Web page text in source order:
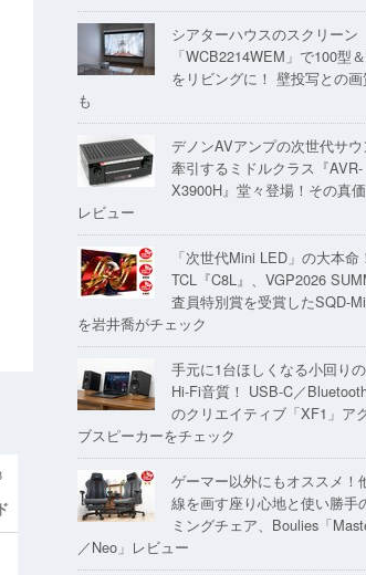
シアターハウスのスクリーン
「WCB2214WEM」で100型
をリビングに！ 壁投写との
も
デノンAVアンプの次世代サ
牽引するミドルクラス『AVR-
X3900H』堂々登場！その真
レビュー
「次世代Mini LED」の大本命！
TCL『C8L』、VGP2026
査員特別賞を受賞したSQD-
を岩井喬がチェック
手元に1台ほしくなる小回りの
Hi-Fi音質！ USB-C／
のクリエイティブ「XF1」ア
ブスピーカーをチェック
ゲーマー以外にもオススメ！
線を画す座り心地と使い勝手
ミングチェア、Boulies「
／Neo」レビュー